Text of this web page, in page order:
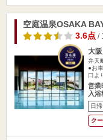
空庭温泉OSAKA
3.6点 /
大
弁天
●お
口よ
営業
入浴
日帰
ク